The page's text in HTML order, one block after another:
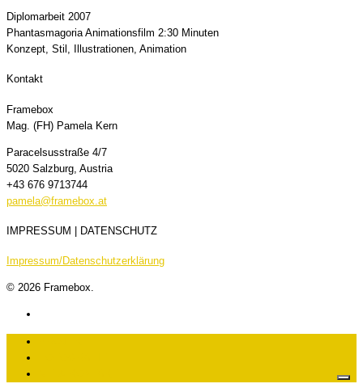
Diplomarbeit 2007
Phantasmagoria Animationsfilm 2:30 Minuten
Konzept, Stil, Illustrationen, Animation
Kontakt
Framebox
Mag. (FH) Pamela Kern
Paracelsusstraße 4/7
5020 Salzburg, Austria
+43 676 9713744
pamela@framebox.at
IMPRESSUM | DATENSCHUTZ
Impressum/Datenschutzerklärung
© 2026 Framebox.